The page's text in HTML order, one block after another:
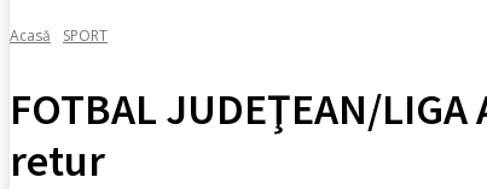
Acasă SPORT
FOTBAL JUDEŢEAN/
retur